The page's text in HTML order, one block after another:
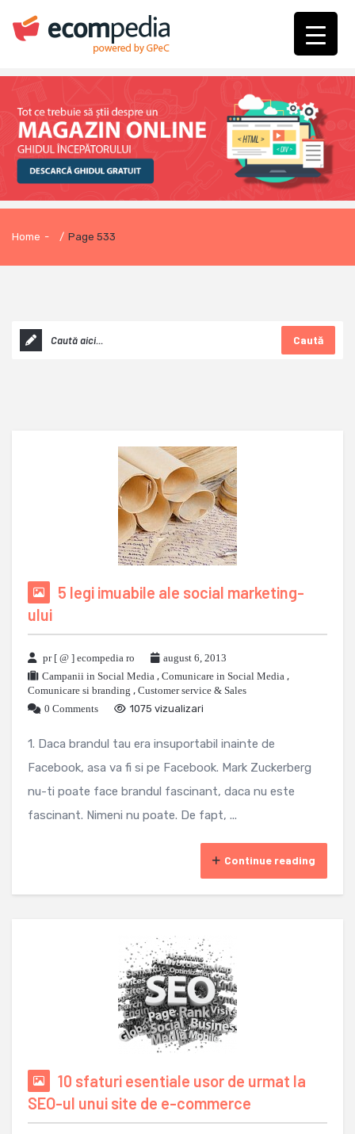
Home - / Page 533
Caută
5 legi imuabile ale social marketing-
ului
pr [ @ ] ecompedia ro
august 6, 2013
Campanii in Social Media , Comunicare in Social Media ,
Comunicare si branding , Customer service & Sales
0 Comments
1075 vizualizari
1. Daca brandul tau era insuportabil inainte de
Facebook, asa va fi si pe Facebook. Mark Zuckerberg
nu-ti poate face brandul fascinant, daca nu este
fascinant. Nimeni nu poate. De fapt, ...
Continue reading
10 sfaturi esentiale usor de urmat la
SEO-ul unui site de e-commerce